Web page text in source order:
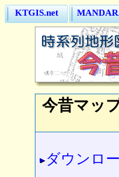
KTGIS.net
今昔マッ
ダウンロ